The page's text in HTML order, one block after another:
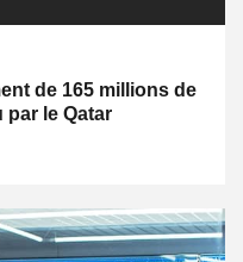
de 165 millions de
par le Qatar